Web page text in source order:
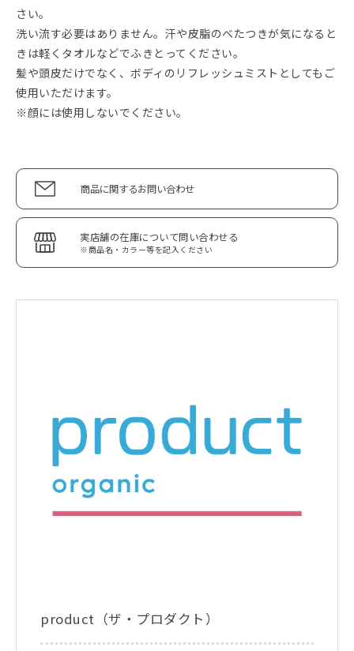
さい。
洗い流す必要はありません。汗や皮脂のべたつきが気になると
きは軽くタオルなどでふきとってください。
髪や頭皮だけでなく、ボディのリフレッシュミストとしてもご
使用いただけます。
※顔には使用しないでください。
商品に関するお問い合わせ
実店舗の在庫について問い合わせる
※商品名・カラー等を記入ください
product（ザ・プロダクト）